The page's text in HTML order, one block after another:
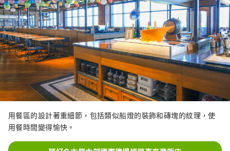
用餐區的設計著重細節，包括類似船燈的裝飾和磚塊的紋理，使
用餐時間變得愉快。